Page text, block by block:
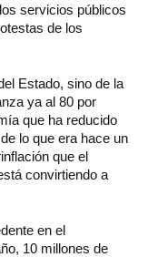
servicios públicos
de los
Estado, sino de la
ya al 80 por
que ha reducido
lo que era hace un
que el
convirtiendo a
en el
10 millones de